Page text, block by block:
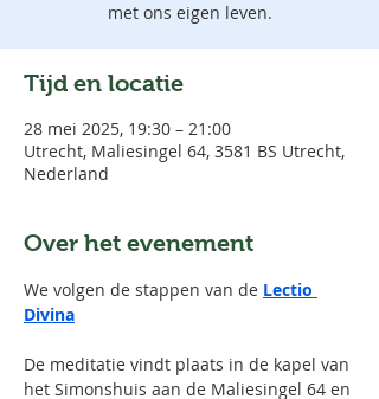
met ons eigen leven.
Tijd en locatie
28 mei 2025, 19:30 – 21:00
Utrecht, Maliesingel 64, 3581 BS Utrecht,
Nederland
Over het evenement
We volgen de stappen van de Lectio
Divina
De meditatie vindt plaats in de kapel van
het Simonshuis aan de Maliesingel 64 en